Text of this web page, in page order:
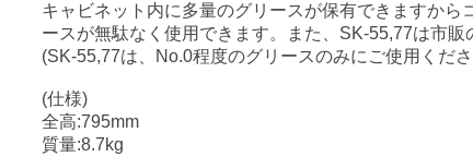
キャビネット内に多量のグリースが保有できますか
ースが無駄なく使用できます。また、SK-55,77は市
(SK-55,77は、No.0程度のグリースのみにご使用くだ
(仕様)
全高:795mm
質量:8.7kg